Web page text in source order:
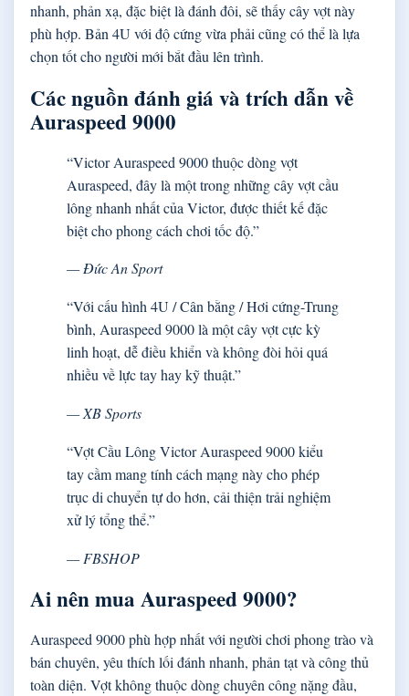
nhanh, phản xạ, đặc biệt là đánh đôi, sẽ thấy cây vợt này
phù hợp. Bản 4U với độ cứng vừa phải cũng có thể là lựa
chọn tốt cho người mới bắt đầu lên trình.
Các nguồn đánh giá và trích dẫn về
Auraspeed 9000
“Victor Auraspeed 9000 thuộc dòng vợt
Auraspeed, đây là một trong những cây vợt cầu
lông nhanh nhất của Victor, được thiết kế đặc
biệt cho phong cách chơi tốc độ.”
— Đức An Sport
“Với cấu hình 4U / Cân bằng / Hơi cứng-Trung
bình, Auraspeed 9000 là một cây vợt cực kỳ
linh hoạt, dễ điều khiển và không đòi hỏi quá
nhiều về lực tay hay kỹ thuật.”
— XB Sports
“Vợt Cầu Lông Victor Auraspeed 9000 kiểu
tay cầm mang tính cách mạng này cho phép
trục di chuyển tự do hơn, cải thiện trải nghiệm
xử lý tổng thể.”
— FBSHOP
Ai nên mua Auraspeed 9000?
Auraspeed 9000 phù hợp nhất với người chơi phong trào và
bán chuyên, yêu thích lối đánh nhanh, phản tạt và công thủ
toàn diện. Vợt không thuộc dòng chuyên công nặng đầu,